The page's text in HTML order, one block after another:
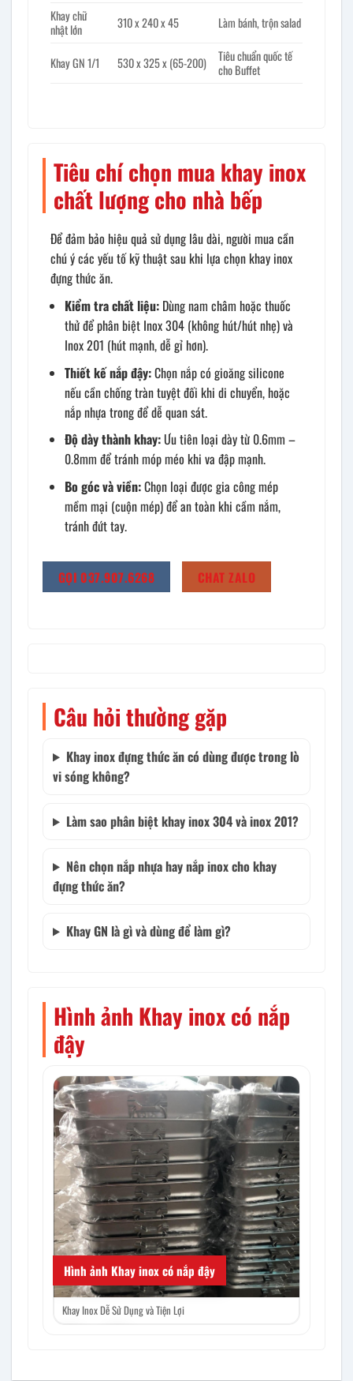
Khay chữ
nhật lớn
310 x 240 x 45 Làm bánh, trộn salad
Khay GN 1/1 530 x 325 x (65-200)
Tiêu chuẩn quốc tế
cho Buffet
Tiêu chí chọn mua khay inox
chất lượng cho nhà bếp
Để đảm bảo hiệu quả sử dụng lâu dài, người mua cần
chú ý các yếu tố kỹ thuật sau khi lựa chọn khay inox
đựng thức ăn.
Kiểm tra chất liệu: Dùng nam châm hoặc thuốc
thử để phân biệt Inox 304 (không hút/hút nhẹ) và
Inox 201 (hút mạnh, dễ gỉ hơn).
Thiết kế nắp đậy:Chọn nắp có gioăng silicone
nếu cần chống tràn tuyệt đối khi di chuyển, hoặc
nắp nhựa trong để dễ quan sát.
Độ dày thành khay: Ưu tiên loại dày từ 0.6mm –
0.8mm để tránh móp méo khi va đập mạnh.
Bo góc và viền:Chọn loại được gia công mép
mềm mại (cuộn mép) để an toàn khi cầm nắm,
tránh đứt tay.
GỌI 037.907.6268 CHAT ZALO
Câu hỏi thường gặp
Khay inox đựng thức ăn có dùng được trong lò
vi sóng không?
Làm sao phân biệt khay inox 304 và inox 201?
Nên chọn nắp nhựa hay nắp inox cho khay
đựng thức ăn?
Khay GN là gì và dùng để làm gì?
Hình ảnh Khay inox có nắp
đậy
Khay Inox Dễ Sử Dụng và Tiện Lợi
Hình ảnh Khay inox có nắp đậy